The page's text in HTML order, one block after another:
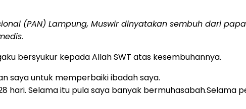
(PAN) Lampung, Muswir dinyatakan sembuh dari
bersyukur kepada Allah SWT atas kesembuhannya.
saya untuk memperbaiki ibadah saya.
hari. Selama itu pula saya banyak